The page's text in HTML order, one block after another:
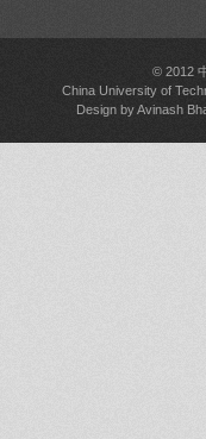
© 2012
China University of
Design byAvinash